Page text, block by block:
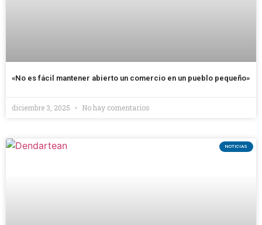
«No es fácil mantener abierto un comercio en un pueblo pequeño»
diciembre 3, 2025 No hay comentarios
NOTICIAS